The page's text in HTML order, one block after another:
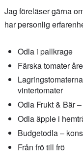
Jag föreläser gärna
har personlig
Odla i pallkrage
Färska tomater
vintertomater
Odla Frukt & Bär
Odla äpple i
Budgetodla –
Från frö till frö